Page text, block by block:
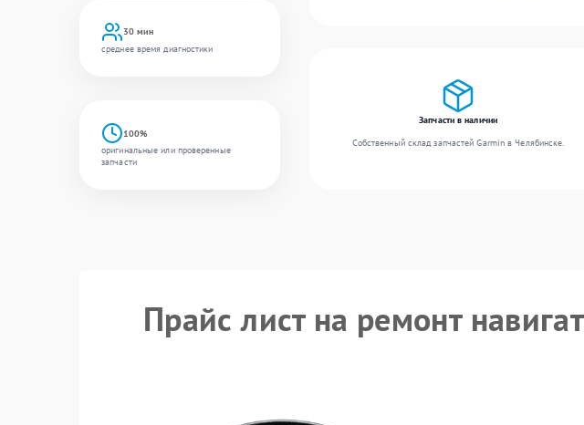
30 мин
среднее время диагностики
100%
оригинальные или проверенные
запчасти
Запчасти в наличии
Собственный склад запчастей Garmin в Челябинске.
Прайс лист на ремонт